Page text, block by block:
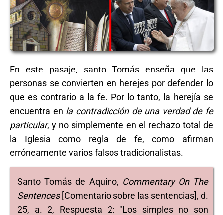
En este pasaje, santo Tomás enseña que las
personas se convierten en herejes por defender lo
que es contrario a la fe. Por lo tanto, la herejía se
encuentra en la contradicción de una verdad de fe
particular, y no simplemente en el rechazo total de
la Iglesia como regla de fe, como afirman
erróneamente varios falsos tradicionalistas.
Santo Tomás de Aquino, Commentary On The
Sentences[Comentario sobre las sentencias], d.
25, a. 2, Respuesta 2: "Los simples no son